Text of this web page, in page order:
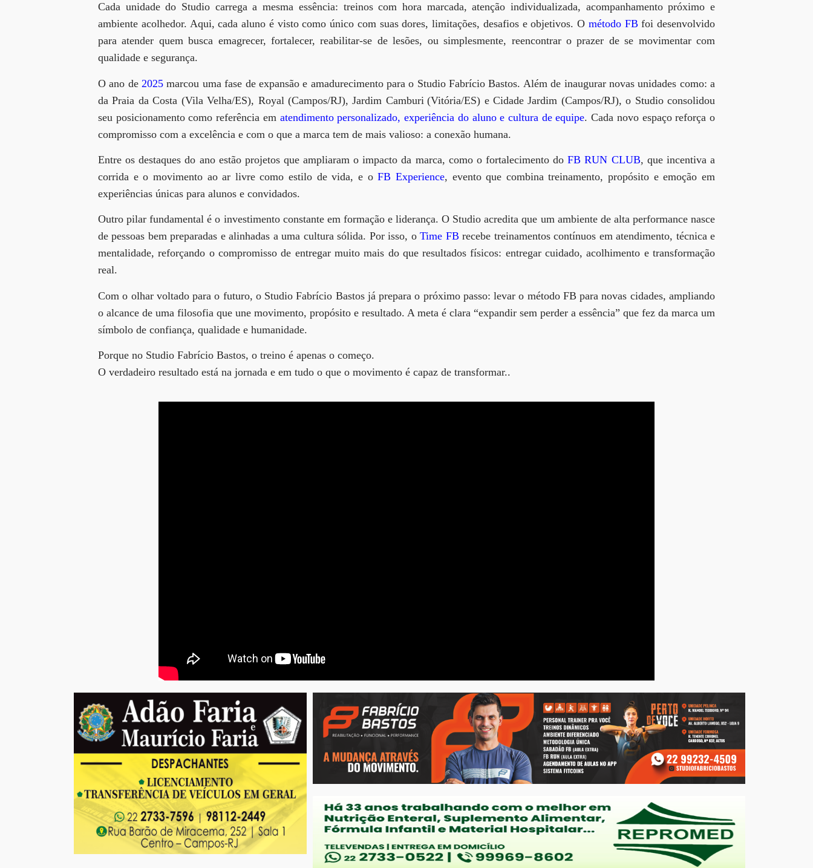
Cada unidade do Studio carrega a mesma essência: treinos com hora marcada, atenção individualizada, acompanhamento próximo e
ambiente acolhedor. Aqui, cada aluno é visto como único com suas dores, limitações, desafios e objetivos. O método FBfoi desenvolvido
para atender quem busca emagrecer, fortalecer, reabilitar-se de lesões, ou simplesmente, reencontrar o prazer de se movimentar com
qualidade e segurança.
O ano de 2025 marcou uma fase de expansão e amadurecimento para o Studio Fabrício Bastos. Além de inaugurar novas unidades como: a
daPraia da Costa (Vila Velha/ES), Royal (Campos/RJ),Jardim Camburi (Vitória/ES) eCidade Jardim (Campos/RJ), o Studio consolidou
seu posicionamento como referência em atendimento personalizado, experiência do aluno e cultura de equipe. Cada novo espaço reforça o
compromisso com a excelência e com o que a marca tem de mais valioso: a conexão humana.
Entre os destaques do ano estão projetos que ampliaram o impacto da marca, como o fortalecimento doFB RUN CLUB, que incentiva a
corrida e o movimento ao ar livre como estilo de vida, e oFB Experience, evento que combina treinamento, propósito e emoção em
experiências únicas para alunos e convidados.
Outro pilar fundamental é o investimento constante em formação e liderança. O Studio acredita que um ambiente de alta performance nasce
de pessoas bem preparadas e alinhadas a uma cultura sólida. Por isso, oTime FBrecebe treinamentos contínuos em atendimento, técnica e
mentalidade, reforçando o compromisso de entregar muito mais do que resultados físicos: entregarcuidado, acolhimento e transformação
real.
Com o olhar voltado para o futuro, o Studio Fabrício Bastos já prepara o próximo passo:levar o método FB para novas cidades, ampliando
o alcance de uma filosofia que une movimento, propósito e resultado. A meta é clara “expandir sem perder a essência” que fez da marca um
símbolo de confiança, qualidade e humanidade.
Porque no Studio Fabrício Bastos, o treino é apenas o começo.
O verdadeiro resultado está na jornada e em tudo o que o movimento é capaz de transformar..